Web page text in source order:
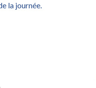
la journée.